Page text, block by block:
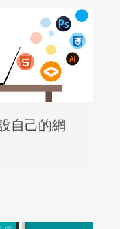
自己的網